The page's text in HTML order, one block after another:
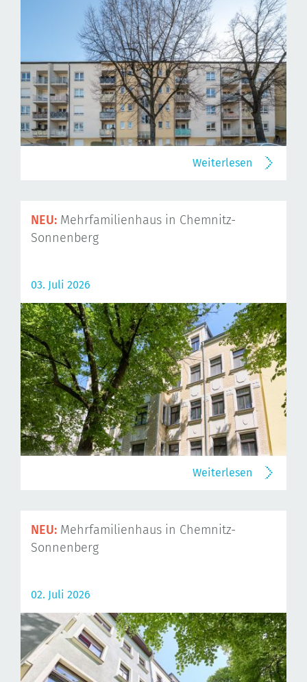
Weiterlesen
NEU: Mehrfamilienhaus in Chemnitz-
Sonnenberg
03. Juli 2026
Weiterlesen
NEU: Mehrfamilienhaus in Chemnitz-
Sonnenberg
02. Juli 2026